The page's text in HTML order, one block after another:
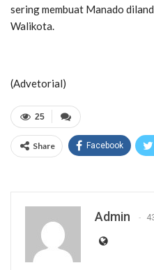
sering membuat Manado
Walikota.
(Advetorial)
25
Share Facebook
Admin